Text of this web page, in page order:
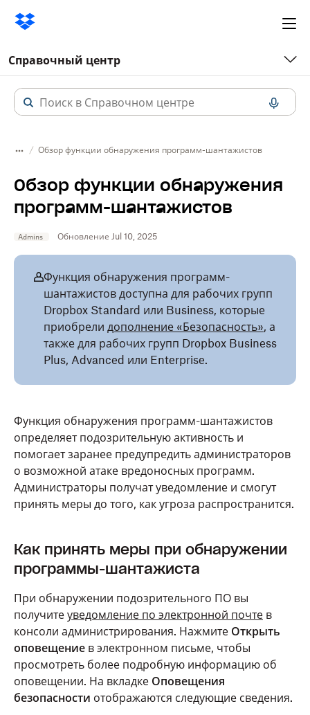
Справочный центр
Обзор функции обнаружения программ-шантажистов
Обзор функции обнаружения
программ-шантажистов
Admins Обновление Jul 10, 2025
Функция обнаружения программ-
шантажистов доступна для рабочих групп
Dropbox Standard или Business, которые
приобрели дополнение «Безопасность», а
также для рабочих групп Dropbox Business
Plus, Advanced или Enterprise.
Функция обнаружения программ-шантажистов
определяет подозрительную активность и
помогает заранее предупредить администраторов
о возможной атаке вредоносных программ.
Администраторы получат уведомление и смогут
принять меры до того, как угроза распространится.
Как принять меры при обнаружении
программы-шантажиста
При обнаружении подозрительного ПО вы
получите уведомление по электронной почте в
консоли администрирования. Нажмите Открыть
оповещение в электронном письме, чтобы
просмотреть более подробную информацию об
оповещении. На вкладке Оповещения
безопасности отображаются следующие сведения.